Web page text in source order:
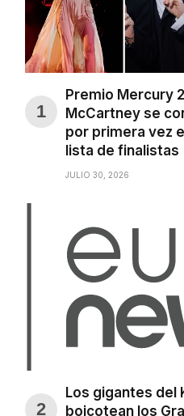
Premio Mercury
McCartney se
por primera vez
lista de finalistas
JULIO 30, 2026
Los gigantes del
boicotean los